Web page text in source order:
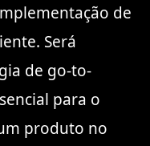
de
Será
de go-to-
para o
produto no